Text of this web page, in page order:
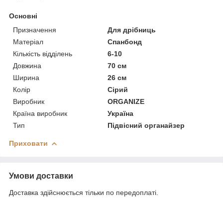
Основні
Призначення
Для дрібниць
Матеріал
Спанбонд
Кількість відділень
6-10
Довжина
70 см
Ширина
26 см
Колір
Сірий
Виробник
ORGANIZE
Країна виробник
Україна
Тип
Підвісний органайзер
Приховати
Умови доставки
Доставка здійснюється тільки по передоплаті.